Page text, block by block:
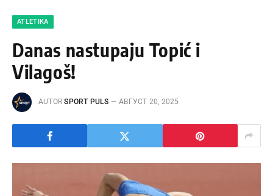
ATLETIKA
Danas nastupaju Topić i
Vilagoš!
AUTOR SPORT PULS АВГУСТ 20, 2025